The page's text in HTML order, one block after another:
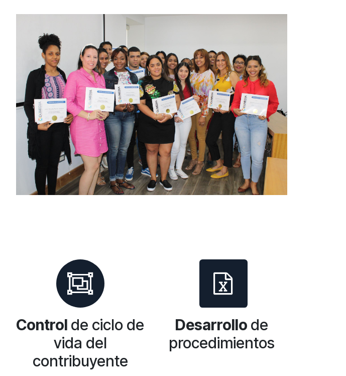
Control de ciclo de
vida del
contribuyente
Desarrollo de
procedimientos